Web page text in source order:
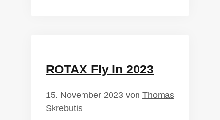
ROTAX Fly In 2023
15. November 2023 von Thomas
Skrebutis